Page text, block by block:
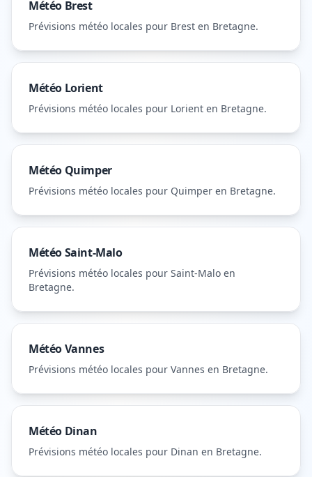
Météo Brest
Prévisions météo locales pour Brest en Bretagne.
Météo Lorient
Prévisions météo locales pour Lorient en Bretagne.
Météo Quimper
Prévisions météo locales pour Quimper en Bretagne.
MétéoSaint-Malo
Prévisions météo locales pour Saint-Malo en
Bretagne.
MétéoVannes
Prévisions météo locales pour Vannes en Bretagne.
Météo Dinan
Prévisions météo locales pour Dinan en Bretagne.